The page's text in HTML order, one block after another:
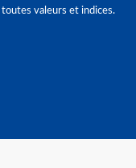
toutes valeurs et indices.
la conformité